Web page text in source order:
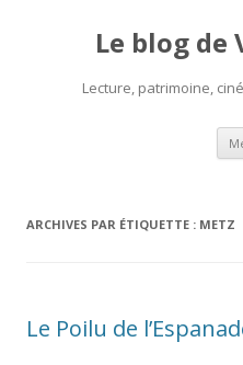
Le blog de
Lecture, patrimoine,
ARCHIVES PAR ÉTIQUETTE : METZ
Le Poilu de